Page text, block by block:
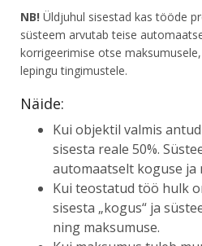
NB! Üldjuhul sisestad kas tööde
süsteem arvutab teise
korrigeerimise otse
lepingu tingimustele.
Näide:
Kui objektil valmis
sisesta reale 50%.
automaatselt koguse ja
Kui teostatud töö hulk
sisesta „kogus“ ja
ning maksumuse.